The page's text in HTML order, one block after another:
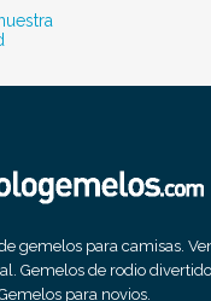
gemelos para camisas.
Gemelos de rodio
para novios.